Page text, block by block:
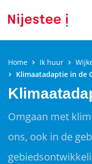
Home Ik huur
Klimaatadaptie in de
Omgaan met
ons, ook in de